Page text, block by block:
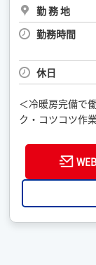
勤 務 地
勤務時間
休日
＜冷暖房完備で
ク・コツコツ作